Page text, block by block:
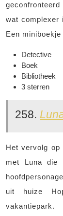
wat complexer
Een
Detective
Boek
Bibliotheek
3 sterren
258.
Het vervolg op
met Luna
uit huize
vakantiepark.